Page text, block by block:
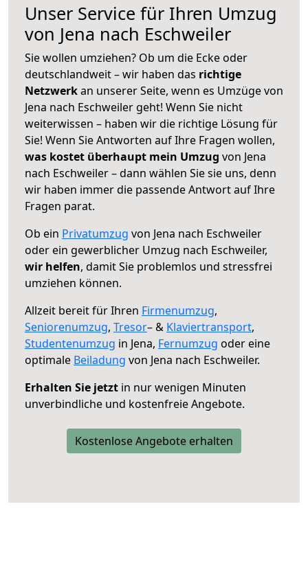
Unser Service für Ihren Umzug
von Jena nach Eschweiler
Sie wollen umziehen? Ob um die Ecke oder
deutschlandweit – wir haben das richtige
Netzwerkan unserer Seite, wenn es Umzüge von
Jena nach Eschweiler geht! Wenn Sie nicht
weiterwissen – haben wir die richtige Lösung für
Sie! Wenn Sie Antworten auf Ihre Fragen wollen,
was kostet überhaupt mein Umzug von Jena
nach Eschweiler – dann wählen Sie sie uns, denn
wir haben immer die passende Antwort auf Ihre
Fragen parat.
Ob ein Privatumzug von Jena nach Eschweiler
oder ein gewerblicher Umzug nach Eschweiler,
wir helfen, damit Sie problemlos und stressfrei
umziehen können.
Allzeit bereit für Ihren Firmenumzug,
Seniorenumzug, Tresor– & Klaviertransport,
Studentenumzug in Jena, Fernumzug oder eine
optimale Beiladung von Jena nach Eschweiler.
Erhalten Sie jetzt in nur wenigen Minuten
unverbindliche und kostenfreie Angebote.
Kostenlose Angebote erhalten